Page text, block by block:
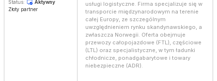
Status:
Aktywny
Złoty partner
usługi logistyczne. Firma specjalizuje się w
transporcie międzynarodowym na terenie
całej Europy, ze szczególnym
uwzględnieniem rynku skandynawskiego, a
zwłaszcza Norwegii. Oferta obejmuje
przewozy całopojazdowe (FTL), częściowe
(LTL) oraz specjalistyczne, w tym ładunki
chłodnicze, ponadgabarytowe i towary
niebezpieczne (ADR).